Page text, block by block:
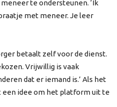
te ondersteunen. ‘Ik
met meneer. Je leer
betaalt zelf voor de dienst.
Vrijwillig is vaak
dat er iemand is.’ Als het
een idee om het platform uit te